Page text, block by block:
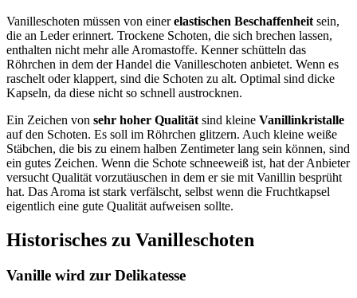
Vanilleschoten müssen von einerelastischen Beschaffenheit sein,
die an Leder erinnert. Trockene Schoten, die sich brechen lassen,
enthalten nicht mehr alle Aromastoffe. Kenner schütteln das
Röhrchen in dem der Handel die Vanilleschoten anbietet. Wenn es
raschelt oder klappert, sind die Schoten zu alt. Optimal sind dicke
Kapseln, da diese nicht so schnell austrocknen.
Ein Zeichen von sehr hoher Qualität sind kleine Vanillinkristalle
auf den Schoten. Es soll im Röhrchen glitzern. Auch kleine weiße
Stäbchen, die bis zu einem halben Zentimeter lang sein können, sind
ein gutes Zeichen. Wenn die Schote schneeweiß ist, hat der Anbieter
versucht Qualität vorzutäuschen in dem er sie mit Vanillin besprüht
hat. Das Aroma ist stark verfälscht, selbst wenn die Fruchtkapsel
eigentlich eine gute Qualität aufweisen sollte.
Historisches zu Vanilleschoten
Vanille wird zur Delikatesse